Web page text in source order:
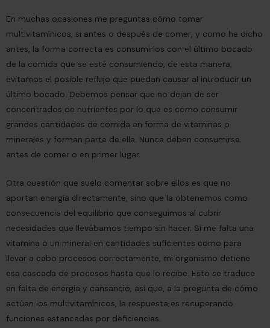
En muchas ocasiones me preguntas cómo tomar
multivitamínicos, si antes o después de comer, y como he dicho
antes, la forma correcta es consumirlos con el último bocado
de la comida que se esté consumiendo, de esta manera,
evitamos el posible reflujo que puedan causar al introducir un
último bocado. Debemos pensar que no dejan de ser
concentrados de nutrientes por lo que es como consumir
grandes cantidades de comida en forma de vitaminas o
minerales y forman parte de ella. Nunca deben consumirse
antes de comer o en primer lugar.
Otra cuestión que suelo comentar sobre ellos es que no
aportan energía directamente, sino que la obtenemos como
consecuencia del equilibrio que conseguimos al cubrir
necesidades que llevábamos tiempo sin hacer. Si me falta una
vitamina o un mineral en cantidades suficientes como para
llevar a cabo procesos correctamente, mi organismo detiene
esa cascada de procesos hasta que lo recibe. Esto se traduce
en falta de energía y cansancio, así que, a la pregunta de cómo
actúan los multivitamínicos, la respuesta es recuperando
funciones estancadas por deficiencias.